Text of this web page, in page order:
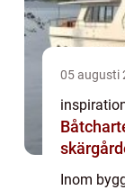
05 augusti
Båtcharter
Inom